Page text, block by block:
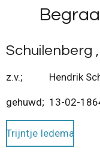
naar
de
hoofdinhoud
Schuilenberg
z.v.; Hendrik
gehuwd; 13-02-
Trijntje Iedema